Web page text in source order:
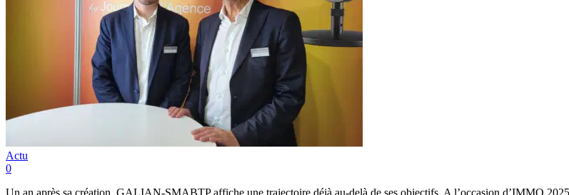
Actu
0
Un an après sa création, GALIAN-SMABTP affiche une trajectoire déjà au-delà de ses objectifs. A l’occasion d’IMMO